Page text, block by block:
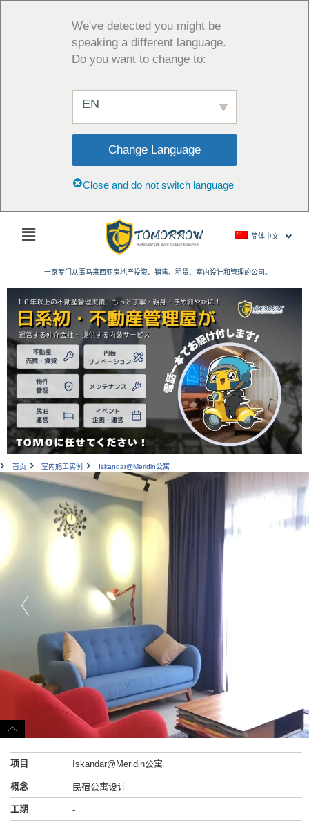
We've detected you might be
speaking a different language.
Do you want to change to:
EN
Change Language
Close and do not switch language
主
简体中文
一家专门从事马来西亚房地产投资、销售、租赁、室内设计和管理的公司。
首页 室内施工实例 Iskandar@Meridin公寓
项目 Iskandar@Meridin公寓
概念 民宿公寓设计
工期 -